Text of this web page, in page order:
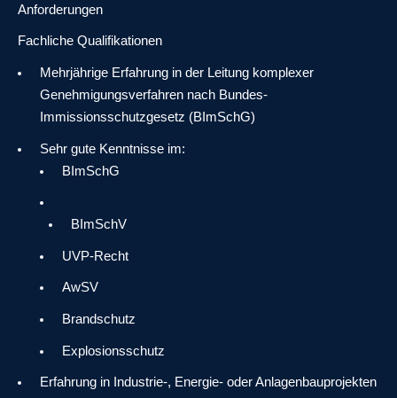
Anforderungen
Fachliche Qualifikationen
Mehrjährige Erfahrung in der Leitung komplexer
Genehmigungsverfahren nach Bundes-
Immissionsschutzgesetz (BImSchG)
Sehr gute Kenntnisse im:
BImSchG
BImSchV
UVP-Recht
AwSV
Brandschutz
Explosionsschutz
Erfahrung in Industrie-, Energie- oder Anlagenbauprojekten